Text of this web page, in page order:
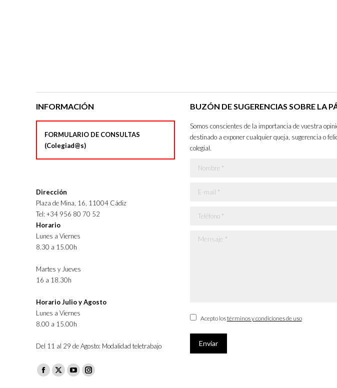
INFORMACIÓN
FORMULARIO DE CONSULTAS
(Colegiad@s)
Dirección
Plaza de Mina, 16, 11004 Cádiz
Tel: +34 956 80 70 52
Horario
Lunes a Viernes
8.30 a 15.00h
Martes y Jueves
16 a 18.30h
Horario Julio y Agosto
Lunes a Viernes
8.00 a 15.00h
Del 11 al 29 de Agosto: Modalidad teletrabajo
Facebook
X
YouTubeInstagram
BUZÓN DE SUGERENCIAS SOBRE LA
Somos conscientes de la importancia de vuestra
destinado a exponer cualquier queja, sugerencia o
colegial.
Nombre *
E-mail *
Teléfono *
Mensaje *
Acepto lostérminos y condiciones de uso
Enviar